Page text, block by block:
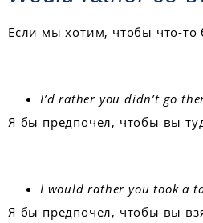
Если мы хотим, чтобы что-то
I’d rather you didn’t go
Я бы предпочел, чтобы вы
I would rather you took a
Я бы предпочел, чтобы вы